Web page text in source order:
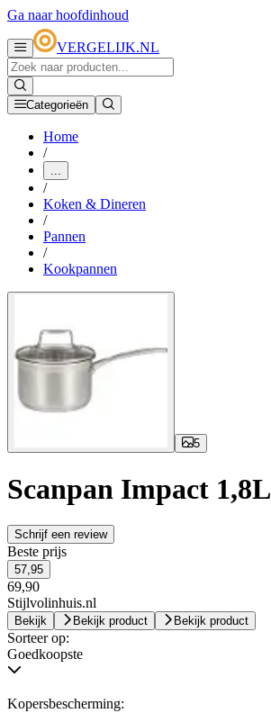
Ga naar hoofdinhoud
VERGELIJK.NL
Categorieën
Home
/
...
/
Koken & Dineren
/
Pannen
/
Kookpannen
5
Scanpan Impact 1,8L
Schrijf een review
Beste prijs
57,95
69,90
Stijlvolinhuis.nl
Bekijk Bekijk product Bekijk product
Sorteer op:
Goedkoopste
Kopersbescherming: